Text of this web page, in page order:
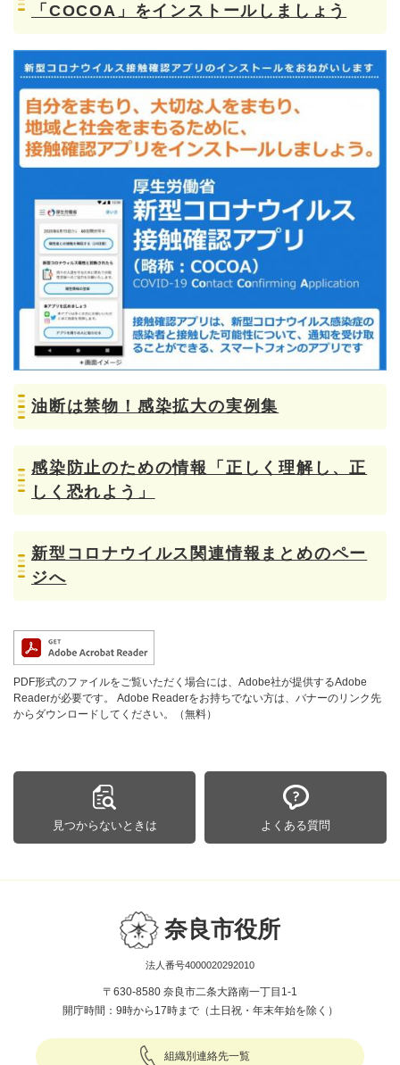
「COCOA」をインストールしましょう
油断は禁物！感染拡大の実例集
感染防止のための情報「正しく理解し、正
しく恐れよう」
新型コロナウイルス関連情報まとめのペー
ジへ
PDF形式のファイルをご覧いただく場合には、Adobe社が提供するAdobe
Readerが必要です。
Adobe Readerをお持ちでない方は、バナーのリンク先
からダウンロードしてください。（無料）
見つからないときは よくある質問
奈良市役所
法人番号4000020292010
〒630-8580 奈良市二条大路南一丁目1-1
開庁時間：9時から17時まで（土日祝・年末年始を除く）
組織別連絡先一覧